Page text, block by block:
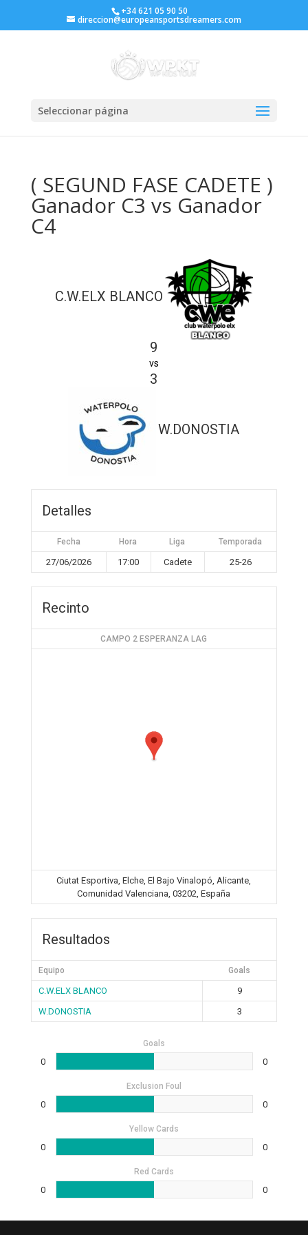
+34 621 05 90 50
direccion@europeansportsdreamers.com
Seleccionar página
( SEGUND FASE CADETE )
Ganador C3 vs Ganador
C4
C.W.ELX BLANCO
9
vs
3
W.DONOSTIA
Detalles
Fecha Hora Liga Temporada
27/06/2026 17:00 Cadete 25-26
Recinto
CAMPO 2 ESPERANZA LAG
Ciutat Esportiva, Elche, El Bajo Vinalopó, Alicante,
Comunidad Valenciana, 03202, España
Resultados
Equipo Goals
C.W.ELX BLANCO
9
W.DONOSTIA
3
Goals
0 0
Exclusion Foul
0 0
Yellow Cards
0 0
Red Cards
0 0